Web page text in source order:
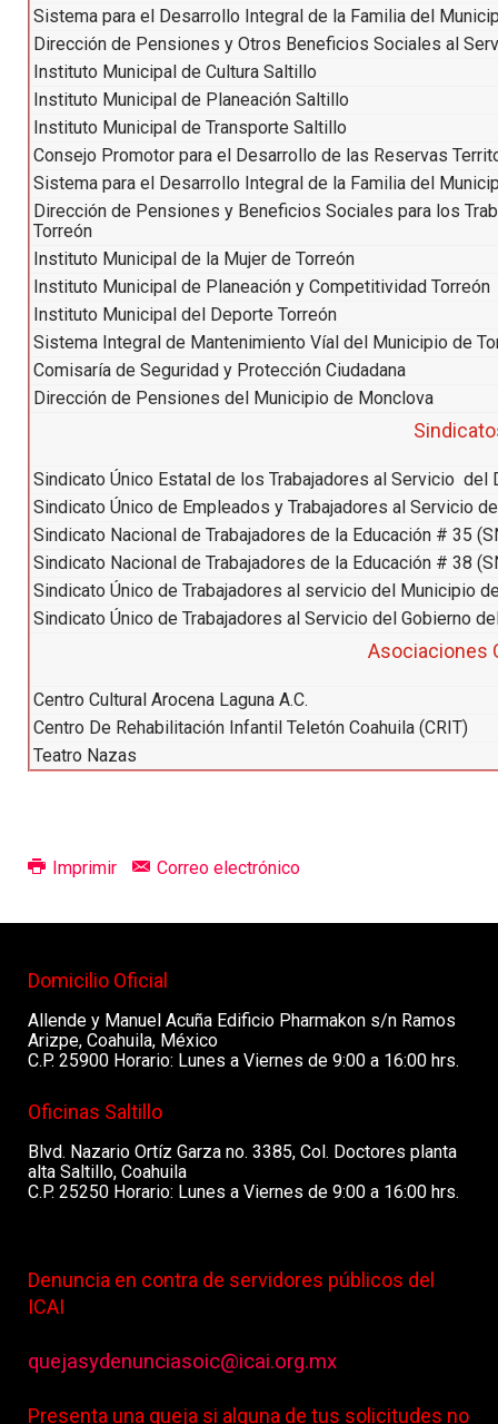
Sistema para el Desarrollo Integral de la Familia del
Dirección de Pensiones y Otros Beneficios Sociales al
Instituto Municipal de Cultura Saltillo
Instituto Municipal de Planeación Saltillo
Instituto Municipal de Transporte Saltillo
Consejo Promotor para el Desarrollo de las Reservas
Sistema para el Desarrollo Integral de la Familia del
Dirección de Pensiones y Beneficios Sociales para los
Torreón
Instituto Municipal de la Mujer de Torreón
Instituto Municipal de Planeación y Competitividad Torreón
Instituto Municipal del Deporte Torreón
Sistema Integral de Mantenimiento Víal del Municipio de
Comisaría de Seguridad y Protección Ciudadana
Dirección de Pensiones del Municipio de Monclova
Sindicato Único Estatal de los Trabajadores al Servicio del
Sindicato Único de Empleados y Trabajadores al Servicio
Sindicato Nacional de Trabajadores de la Educación # 35
Sindicato Nacional de Trabajadores de la Educación # 38
Sindicato Único de Trabajadores al servicio del Municipio
Sindicato Único de Trabajadores al Servicio del Gobierno
Asociaciones
Centro Cultural Arocena Laguna A.C.
Centro De Rehabilitación Infantil Teletón Coahuila (CRIT)
Teatro Nazas
Imprimir Correo electrónico
Domicilio Oficial
Allende y Manuel Acuña Edificio Pharmakon s/n Ramos
Arizpe, Coahuila, México
C.P. 25900 Horario: Lunes a Viernes de 9:00 a 16:00 hrs.
Oficinas Saltillo
Blvd. Nazario Ortíz Garza no. 3385, Col. Doctores planta
alta Saltillo, Coahuila
C.P. 25250 Horario: Lunes a Viernes de 9:00 a 16:00 hrs.
Denuncia en contra de servidores públicos del
ICAI
quejasydenunciasoic@icai.org.mx
Presenta una queja si alguna de tus solicitudes no